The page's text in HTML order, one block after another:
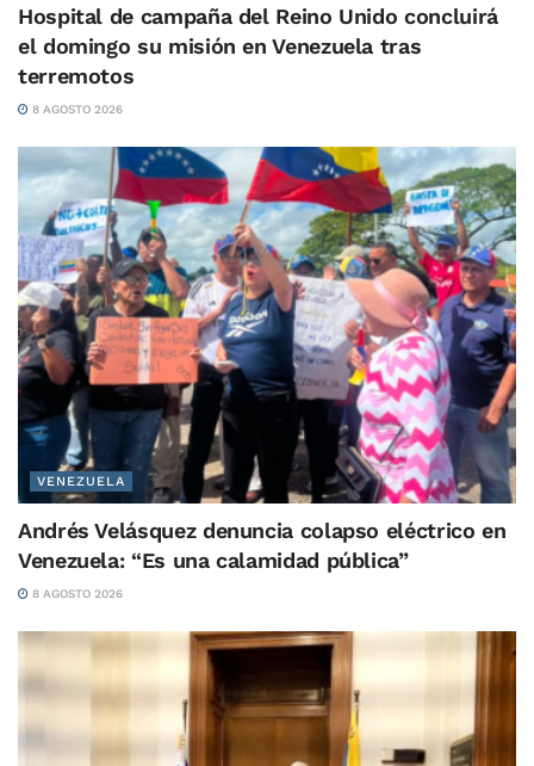
Hospital de campaña del Reino Unido concluirá
el domingo su misión en Venezuela tras
terremotos
8 AGOSTO 2026
VENEZUELA
Andrés Velásquez denuncia colapso eléctrico en
Venezuela: “Es una calamidad pública”
8 AGOSTO 2026